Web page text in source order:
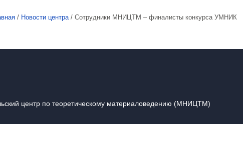
/ Новости центра / Сотрудники МНИЦТМ – финалисты конкурса УМНИК
центр по теоретическому материаловедению (МНИЦТМ)